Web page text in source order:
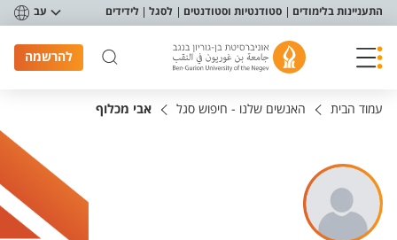
תפריט נגישות
התעניינות בלימודים סטודנטיות וסטודנטים לסגל לידידים עב
להרשמה
עמוד הבית האנשים שלנו - חיפוש סגל אבי מכלוף